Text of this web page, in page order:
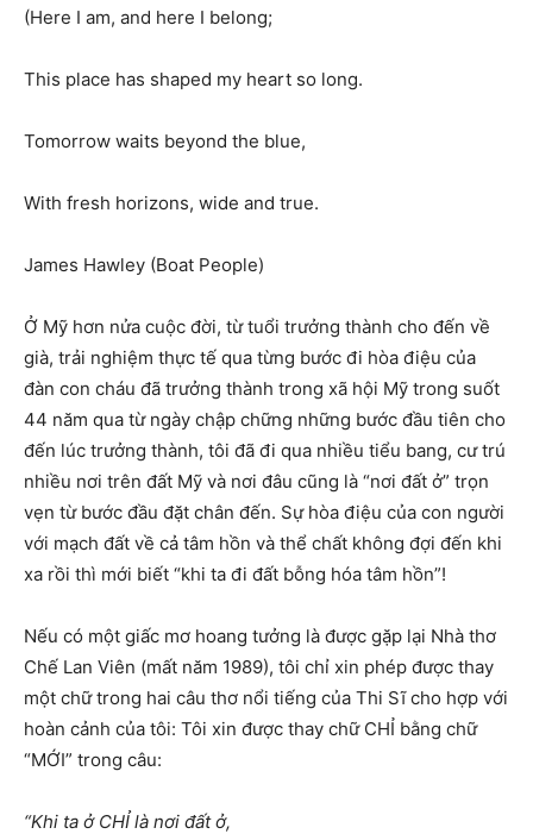
(Here I am, and here I belong;
This place has shaped my heart so long.
Tomorrow waits beyond the blue,
With fresh horizons, wide and true.
James Hawley (Boat People)
Ở Mỹ hơn nửa cuộc đời, từ tuổi trưởng thành cho đến về
già, trải nghiệm thực tế qua từng bước đi hòa điệu của
đàn con cháu đã trưởng thành trong xã hội Mỹ trong suốt
44 năm qua từ ngày chập chững những bước đầu tiên cho
đến lúc trưởng thành, tôi đã đi qua nhiều tiểu bang, cư trú
nhiều nơi trên đất Mỹ và nơi đâu cũng là “nơi đất ở” trọn
vẹn từ bước đầu đặt chân đến. Sự hòa điệu của con người
với mạch đất về cả tâm hồn và thể chất không đợi đến khi
xa rồi thì mới biết “khi ta đi đất bỗng hóa tâm hồn”!
Nếu có một giấc mơ hoang tưởng là được gặp lại Nhà thơ
Chế Lan Viên (mất năm 1989), tôi chỉ xin phép được thay
một chữ trong hai câu thơ nổi tiếng của Thi Sĩ cho hợp với
hoàn cảnh của tôi: Tôi xin được thay chữ CHỈ bằng chữ
“MỚI” trong câu:
“Khi ta ở CHỈ là nơi đất ở,